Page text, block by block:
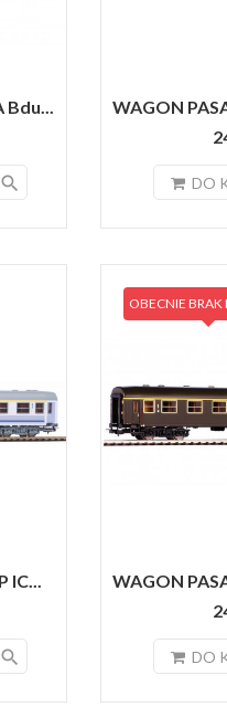
Bdu...
search
WAGON
DO
IC...
search
WAGON
DO
OBECNIE BRAK